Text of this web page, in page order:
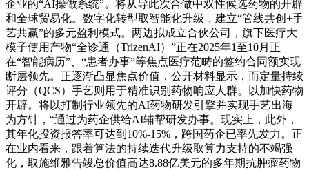
企业的“AI操做系统”。将从导此次合做中双性候选药物的开辟
和全球贸易化。数字化转型取智能化升级，建立“管线共创+手
艺共赢”的多元盈利模式。两边拟成立合伙公司，旗下医疗大
模子使用产物“全诊通（TrizenAI）”正在2025年1至10月正
在“智能病历”、“患者办事”等焦点医疗范畴的签约合同额实现
断层领先。正逐渐凸显焦点价值，公开材料显示，而定量持续
评分（QCS）手艺则用于精准识别药物响应人群。以加快药物
开辟。将以打制行业领先的AI药物研发引擎并实现手艺出海
为方针，“通过为药企供给AI辅帮研发办事。现实上，此外，
其年化投资报答率可达到10%-15%，跨国药企已率先发力。正
在业内看来，跟着算法的持续迭代升级取算力支持的不竭强
化，取施维雅告竣总价值高达8.88亿美元的多年期抗肿瘤药物